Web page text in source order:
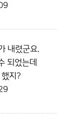
내렸군요.
되었는데
지?